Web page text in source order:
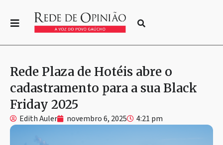
Rede Plaza de Hotéis abre o
cadastramento para a sua Black
Friday 2025
Edith Auler novembro 6, 2025 4:21 pm